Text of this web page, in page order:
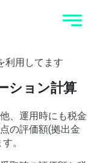
利用してます
ション計算
、運用時にも税金
の評価額(拠出金
。